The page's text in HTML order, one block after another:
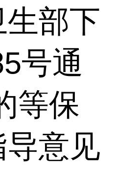
部下
号通
等保
意见